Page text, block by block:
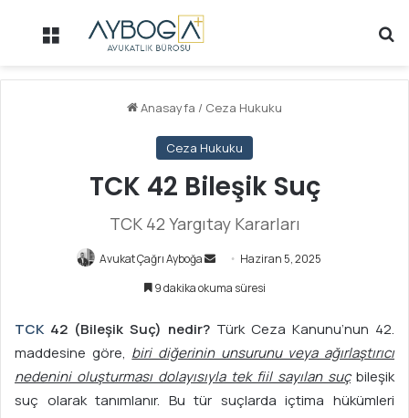
Menü
Anasayfa / Ceza Hukuku
Ceza Hukuku
TCK 42 Bileşik Suç
TCK 42 Yargıtay Kararları
Avukat Çağrı Ayboğa
e
p
Haziran 5, 2025
9 dakika okuma süresi
TCK42 (Bileşik Suç) nedir? Türk Ceza Kanunu’nun 42.
maddesine göre, biri diğerinin unsurunu veya ağırlaştırıcı
nedenini oluşturması dolayısıyla tek fiil sayılan suçbileşik
suç olarak tanımlanır. Bu tür suçlarda içtima hükümleri